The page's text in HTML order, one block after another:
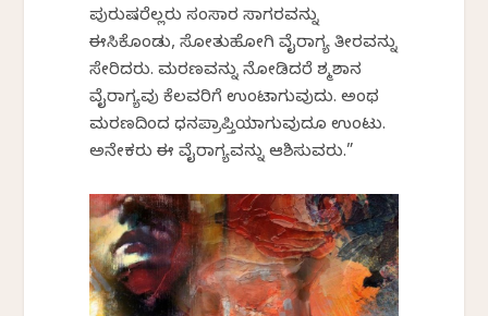
ಪುರುಷರೆಲ್ಲರು ಸಂಸಾರ ಸಾಗರವನ್ನು
ಈಸಿಕೊಂಡು, ಸೋತುಹೋಗಿ ವೈರಾಗ್ಯ ತೀರವನ್ನು
ಸೇರಿದರು. ಮರಣವನ್ನು ನೋಡಿದರೆ ಶ್ಮಶಾನ
ವೈರಾಗ್ಯವು ಕೆಲವರಿಗೆ ಉಂಟಾಗುವುದು. ಅಂಥ
ಮರಣದಿಂದ ಧನಪ್ರಾಪ್ತಿಯಾಗುವುದೂ ಉಂಟು.
ಅನೇಕರು ಈ ವೈರಾಗ್ಯವನ್ನು ಆಶಿಸುವರು.”